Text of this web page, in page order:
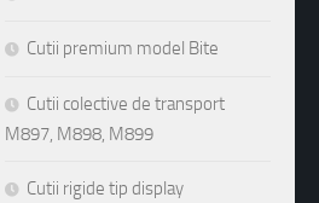
Cutii premium model Bite
Cutii colective de transport
M897, M898, M899
Cutii rigide tip display